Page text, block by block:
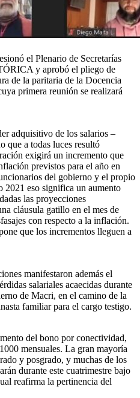
el Plenario de Secretarías
y aprobó el pliego de
de la paritaria de la Docencia
primera reunión se realizará
adquisitivo de los salarios –
que a todas luces resultó
exigirá un incremento que
previstos para el año en
del gobierno y el propio
2021 eso significa un aumento
las proyecciones
cláusula gatillo en el mes de
con respecto a la inflación.
que los incrementos lleguen a
manifestaron además el
salariales acaecidas durante
de Macri, en el camino de la
familiar para el cargo testigo.
del bono por conectividad,
mensuales. La gran mayoría
y posgrado, y muchas de los
durante este cuatrimestre bajo
reafirma la pertinencia del